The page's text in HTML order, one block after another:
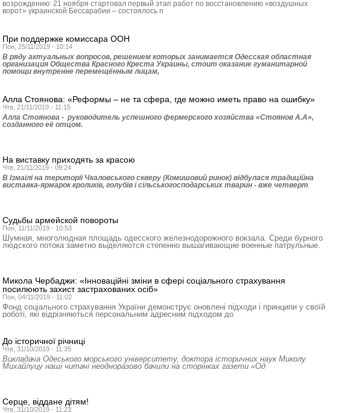
возрождению: 21 ноября стартовал первый этап работ по восстановлению «воздушных
ворот» украинской Бессарабии – состоялось п
При поддержке комиссара ООН
Пон, 25/11/2019 - 10:14
В ряду актуальных вопросов, решением которых занимается Одесская областная
организация Общества Красного Креста Украины, стоит оказание гуманитарной
помощи внутренне перемещённым лицам,
Алла Стоянова: «Реформы – не та сфера, где можно иметь право на ошибку»
Чтв, 21/11/2019 - 11:15
Алла Стоянова - руководитель успешного фермерского хозяйства «Стоянов А.А»,
созданного её отцом.
На виставку приходять за красою
Чтв, 21/11/2019 - 09:24
В Ізмаїлі на території Чкаловського скверу (Комишовий ринок) відбулася традиційна
виставка-ярмарок кроликів, голубів і сільськогосподарських тварин - вже четверт
Судьбы армейской повороты
Пон, 11/11/2019 - 10:53
Шумная, многолюдная площадь одесского железнодорожного вокзала. Среди бурного
людского потока заметно выделяются степенно вышагивающие военные патрульные.
Микола Чербаджи: «Інноваційні зміни в сфері соціального страхування
посилюють захист застрахованих осіб»
Пон, 04/11/2019 - 11:02
Фонд соціального страхування України демонструє оновлені підходи і принципи у своїй
роботі, які відрізняються персональним адресним підходом до
До історичної річниці
Чтв, 31/10/2019 - 11:35
Викладача Одеського морського університету, доктора історичних наук Миколу
Михайлуцу наші читачі неодноразово бачили на сторінках газети «Од
Серце, віддане дітям!
Чтв, 31/10/2019 - 11:23